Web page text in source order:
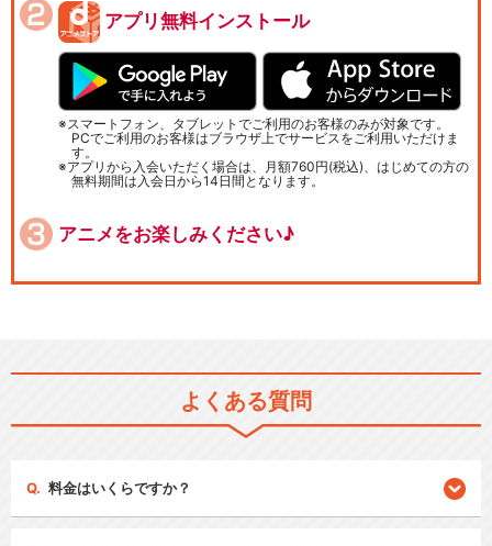
アプリ無料インストール
スマートフォン、タブレットでご利用のお客様のみが対象です。
PCでご利用のお客様はブラウザ上でサービスをご利用いただけま
す。
アプリから入会いただく場合は、月額760円(税込)、はじめての方の
無料期間は入会日から14日間となります。
アニメをお楽しみください♪
よくある質問
料金はいくらですか？